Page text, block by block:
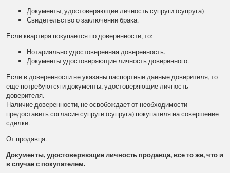
Документы, удостоверяющие личность супруги (супруга)
Свидетельство о заключении брака.
Если квартира покупается по доверенности, то:
Нотариально удостоверенная доверенность.
Документы удостоверяющие личность доверенного.
Если в доверенности не указаны паспортные данные доверителя, то
еще потребуются и документы, удостоверяющие личность
доверителя.
Наличие доверенности, не освобождает от необходимости
предоставить согласие супруги (супруга) покупателя на совершение
сделки.
От продавца.
Документы, удостоверяющие личность продавца, все то же, что и
в случае с покупателем.